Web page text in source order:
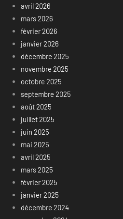
avril 2026
mars 2026
février 2026
janvier 2026
décembre 2025
novembre 2025
octobre 2025
septembre 2025
août 2025
juillet 2025
juin 2025
mai 2025
avril 2025
mars 2025
février 2025
janvier 2025
décembre 2024